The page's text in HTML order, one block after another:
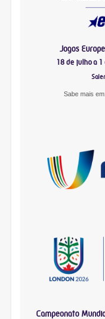
Jogos
18 de julho a
Sabe mais
Campeonato